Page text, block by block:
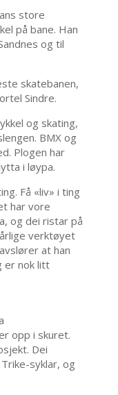
store
på bane. Han
og til
skatebanen,
Sindre.
og skating,
BMX og
Plogen har
i løypa.
Få «liv» i ting
har vore
og dei ristar på
verktøyet
at han
er nok litt
opp i skuret.
Dei
syklar, og